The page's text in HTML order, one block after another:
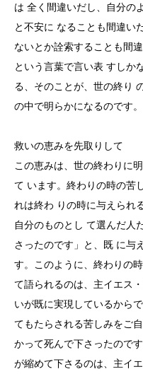
は 全く間違いだし、自分の
と不安に なることも間違い
ないとか詮索することも間
という言葉で言い表 すしか
る、そのことが、世の終り
の中で明らかになるのです。
救いの恵みを先取りして
この恵みは、世の終わりに
て います。終わりの時の苦
れは終わ りの時に与えられ
自分のものとし て選んだ人
さったのです」と、既 に与
す。このように、終わりの
て語られるのは、主イエス
いが既に実現しているから
てもたらされる苦しみをご
かって死んで下さったので
が縮めて下さるのは、主イ